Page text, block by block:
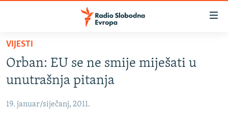
Pređite
glavni
sadržaj
na
VIJESTI
BOSNA I HERCEGOVINA
KOSOVO
VIJESTI
Orban: EU se ne smije miješati u
unutrašnja pitanja
19. januar/siječanj, 2011.